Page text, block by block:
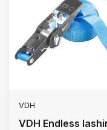
VDH
VDH Endless